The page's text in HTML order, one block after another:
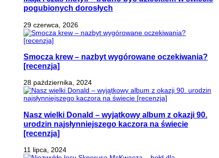
pogubionych dorosłych
29 czerwca, 2026
Smocza krew – nazbyt wygórowane oczekiwania?
[recenzja]
28 października, 2024
Nasz wielki Donald – wyjątkowy album z okazji 90.
urodzin najsłynniejszego kaczora na świecie
[recenzja]
11 lipca, 2024